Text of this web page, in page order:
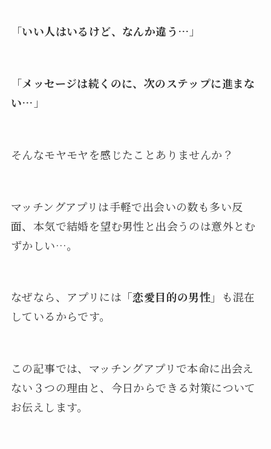
「いい人はいるけど、なんか違う… 」
「メッセージは続くのに、次のステップに進まな
い… 」
そんなモヤモヤを感じたことありませんか？
マッチングアプリは手軽で出会いの数も多い反
面、本気で結婚を望む男性と出会うのは意外とむ
ずかしい…。
なぜなら、アプリには 「恋愛目的の男性」
も混在
しているからです。
この記事では、マッチングアプリで本命に出会え
ない３つの理由と、今日からできる対策について
お伝えします。